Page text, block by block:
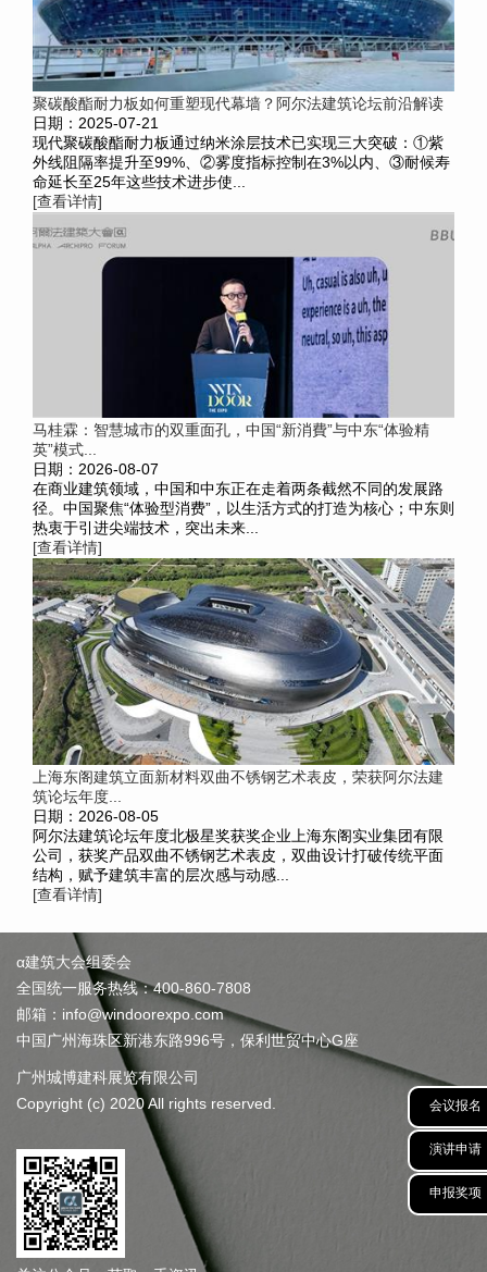
会议报名
演讲申请
申报奖项
聚碳酸酯耐力板如何重塑现代幕墙？阿尔法建筑论坛前沿解读
日期：2025-07-21
现代聚碳酸酯耐力板通过纳米涂层技术已实现三大突破：①紫
外线阻隔率提升至99%、②雾度指标控制在3%以内、③耐候寿
命延长至25年这些技术进步使...
[查看详情]
马桂霖：智慧城市的双重面孔，中国“新消費”与中东“体验精
英”模式...
日期：2026-08-07
在商业建筑领域，中国和中东正在走着两条截然不同的发展路
径。中国聚焦“体验型消费”，以生活方式的打造为核心；中东则
热衷于引进尖端技术，突出未来...
[查看详情]
上海东阁建筑立面新材料双曲不锈钢艺术表皮，荣获阿尔法建
筑论坛年度...
日期：2026-08-05
阿尔法建筑论坛年度北极星奖获奖企业上海东阁实业集团有限
公司，获奖产品双曲不锈钢艺术表皮，双曲设计打破传统平面
结构，赋予建筑丰富的层次感与动感...
[查看详情]
α建筑大会组委会
全国统一服务热线：400-860-7808
邮箱：info@windoorexpo.com
中国广州海珠区新港东路996号，保利世贸中心G座
广州城博建科展览有限公司
Copyright (c) 2020 All rights reserved.